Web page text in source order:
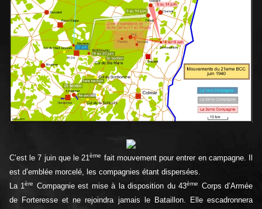
C’est le 7 juin que le 21ème fait mouvement pour entrer en campagne. Il
est d’emblée morcelé, les compagnies étant dispersées.
La 1ère Compagnie est mise à la disposition du 43ème
Corps d’Armée
de Forteresse et ne rejoindra jamais le Bataillon. Elle escadronnera